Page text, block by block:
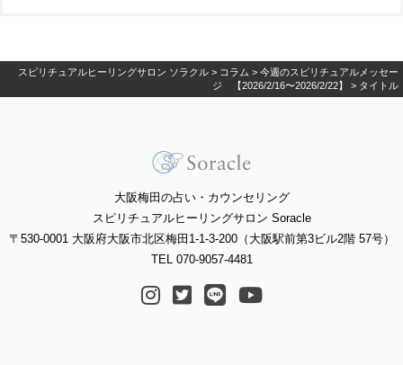
スピリチュアルヒーリングサロン ソラクル > コラム > 今週のスピリチュアルメッセー
ジ 【2026/2/16〜2026/2/22】
> タイトル
大阪梅田の占い・カウンセリング
スピリチュアルヒーリングサロン Soracle
〒530-0001 大阪府大阪市北区梅田1-1-3-200（大阪駅前第3ビル2階 57号）
TEL 070-9057-4481